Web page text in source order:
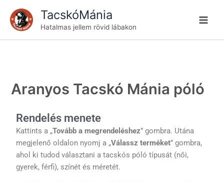
content
TacskóMánia
Hatalmas jellem rövid lábakon
Aranyos Tacskó Mánia póló
Rendelés menete
Kattints a „Tovább a megrendeléshez” gombra. Utána
megjelenő oldalon nyomj a „Válassz terméket” gombra,
ahol ki tudod választani a tacskós póló típusát (női,
gyerek, férfi), színét és méretét.